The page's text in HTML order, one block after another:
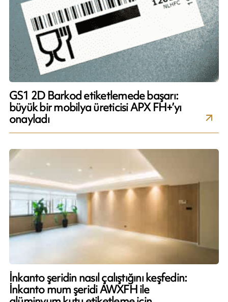
GS1 2D Barkod etiketlemede başarı:
büyük bir mobilya üreticisi APX FH+’yı
onayladı
İnkanto şeridin nasıl çalıştığını keşfedin:
İnkanto mum şeridi AWXFH ile